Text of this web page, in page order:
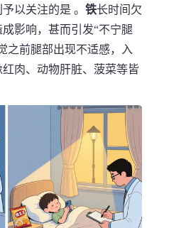
以关注的是 。 铁长时间欠
影响，甚而引发“不宁腿
之前腿部出现不适感，入
肉、动物肝脏、菠菜等皆